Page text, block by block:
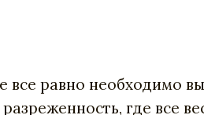
все равно необходимо
где все